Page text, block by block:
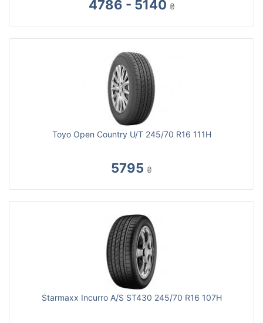
4786 - 5140 ₴
Toyo Open Country U/T 245/70 R16 111H
5795 ₴
Starmaxx Incurro A/S ST430 245/70 R16 107H